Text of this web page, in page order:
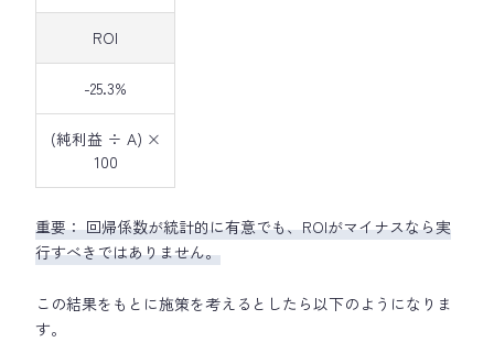
ROI
-25.3%
(純利益 ÷ A) ×
100
重要： 回帰係数が統計的に有意でも、ROIがマイナスなら実
行すべきではありません。
この結果をもとに施策を考えるとしたら以下のようになりま
す。